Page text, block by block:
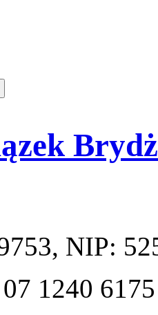
, NIP:
07 1240